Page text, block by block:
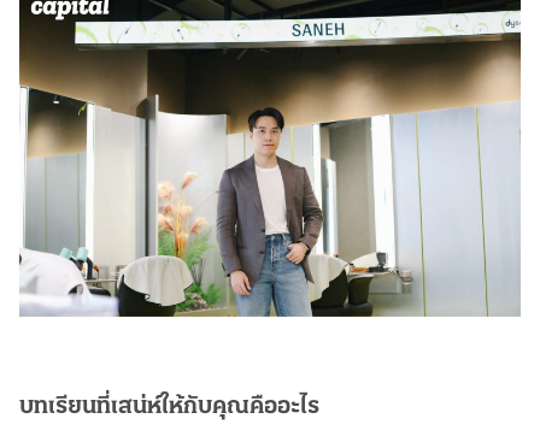
บทเรียนที่เสน่ห์ให้กับคุณคืออะไร